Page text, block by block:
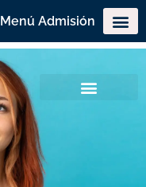
Menú Admisión